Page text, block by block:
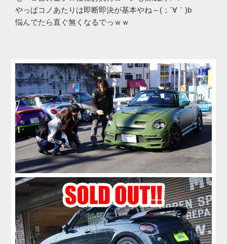
やっぱコノあたりは即断即決が基本やね～(；´∀｀)b
悩んでたら直ぐ無くなるでっｗｗ